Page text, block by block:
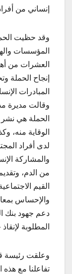
إنساني من
وقد حظيت
المؤسسات
العشرات من
إنجاح الحملة
المبادرات
وقالت مديرة
الحملة هي
الوقاية منه،
لدى أفراد
والمشاركة
من الدم،
القيم
والإحساس
دعم جهود بنك
المطلوبة
وعلقت رئيسة
تفاعلنا مع